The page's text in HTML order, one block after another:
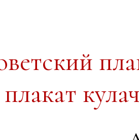
плакат